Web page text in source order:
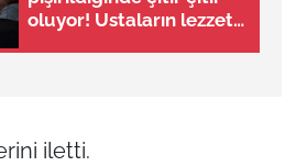
oluyor! Ustaların lezzet
iletti.